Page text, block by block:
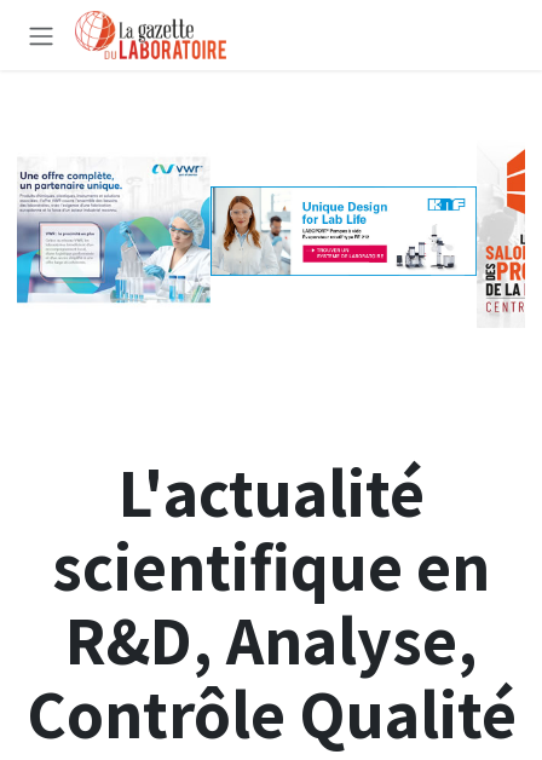
Se rendre au contenu
L'actualité
scientifique en
R&D, Analyse,
Contrôle Qualité